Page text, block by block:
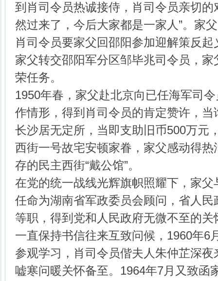
到肖司令员热诚接侍，肖司令员亲切的
然过来了，今后大家都是一家人”。家
肖司令员要家父回邵阳参加迎解策反
家父转交邵阳军分区邹毕兆司令员，
荣任务。
1950年春，家父赴北京向已任海军司
作情形，得到肖司令员的肯定赞许，
长沙居无定所，当即支助旧币500万元
西街一号故宅安顿家眷，家父感动得
存的民主西街“戴公馆”。
在党的统一战线光辉旗帜照耀下，家
任命为湖南省军政委员会顾问，省人
等职，得到党和人民政府无微不至的
一直保持书信往来互致问候，1960年6
参观学习，肖司令员偕夫人朱仲芷深
嘘寒问暖关怀备至。1964年7月又致函